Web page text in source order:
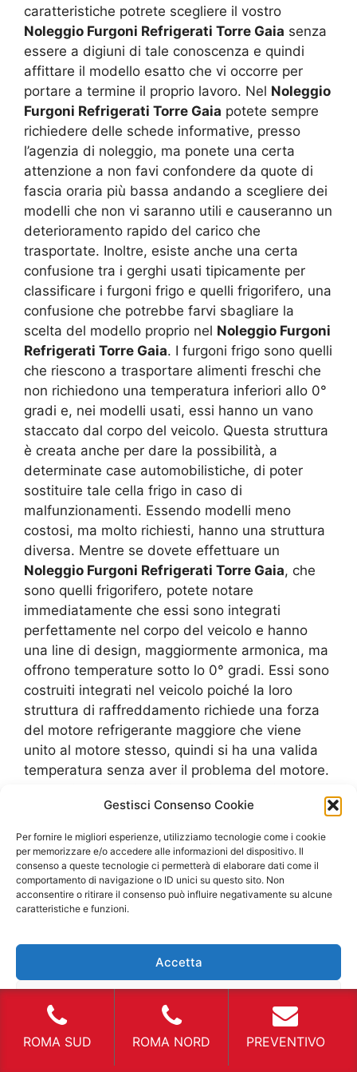
Gestisci Consenso Cookie
Per fornire le migliori esperienze, utilizziamo tecnologie come i cookie
per memorizzare e/o accedere alle informazioni del dispositivo. Il
consenso a queste tecnologie ci permetterà di elaborare dati come il
comportamento di navigazione o ID unici su questo sito. Non
acconsentire o ritirare il consenso può influire negativamente su alcune
caratteristiche e funzioni.
Accetta
Visualizza le preferenze
caratteristiche potrete scegliere il vostro
Noleggio Furgoni Refrigerati Torre Gaia senza
essere a digiuni di tale conoscenza e quindi
affittare il modello esatto che vi occorre per
portare a termine il proprio lavoro. Nel Noleggio
Furgoni Refrigerati Torre Gaia potete sempre
richiedere delle schede informative, presso
l’agenzia di noleggio, ma ponete una certa
attenzione a non favi confondere da quote di
fascia oraria più bassa andando a scegliere dei
modelli che non vi saranno utili e causeranno un
deterioramento rapido del carico che
trasportate. Inoltre, esiste anche una certa
confusione tra i gerghi usati tipicamente per
classificare i furgoni frigo e quelli frigorifero, una
confusione che potrebbe farvi sbagliare la
scelta del modello proprio nel Noleggio Furgoni
Refrigerati Torre Gaia. I furgoni frigo sono quelli
che riescono a trasportare alimenti freschi che
non richiedono una temperatura inferiori allo 0°
gradi e, nei modelli usati, essi hanno un vano
staccato dal corpo del veicolo. Questa struttura
è creata anche per dare la possibilità, a
determinate case automobilistiche, di poter
sostituire tale cella frigo in caso di
malfunzionamenti. Essendo modelli meno
costosi, ma molto richiesti, hanno una struttura
diversa. Mentre se dovete effettuare un
Noleggio Furgoni Refrigerati Torre Gaia, che
sono quelli frigorifero, potete notare
immediatamente che essi sono integrati
perfettamente nel corpo del veicolo e hanno
una line di design, maggiormente armonica, ma
offrono temperature sotto lo 0° gradi. Essi sono
costruiti integrati nel veicolo poiché la loro
struttura di raffreddamento richiede una forza
del motore refrigerante maggiore che viene
unito al motore stesso, quindi si ha una valida
temperatura senza aver il problema del motore.
improvvise I problemi che si presentano spesso
in queste tipologie di furgoni refrigeranti, sono
quelli che interessano le tubazioni per la
modifica della temperatura. Sintetizzando
possiamo dire che si tratta di un impianto
idraulico simile a quelli che sono presenti negli
casa. Funzionano con un motore refrigerante
che riesce a mantenere le temperature costanti.
I tubi che apportano il “freddo” devono essere
supervisionati da un professionista poiché essi
si possono intasare per delle ostruzioni e quindi
non avere una dispersione di “freddo”
ROMA SUD ROMA NORD PREVENTIVO